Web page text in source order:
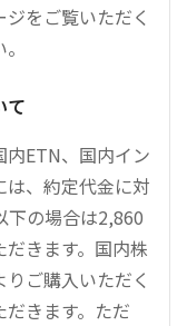
をご覧いただく
て
内ETN、国内イン
は、約定代金に対
下の場合は2,860
きます。国内株
ご購入いただく
きます。ただ